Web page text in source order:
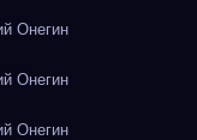
Онегин
Онегин
Онегин